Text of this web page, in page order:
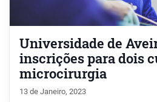
Universidade de
inscrições para dois
microcirurgia
13 de Janeiro, 2023